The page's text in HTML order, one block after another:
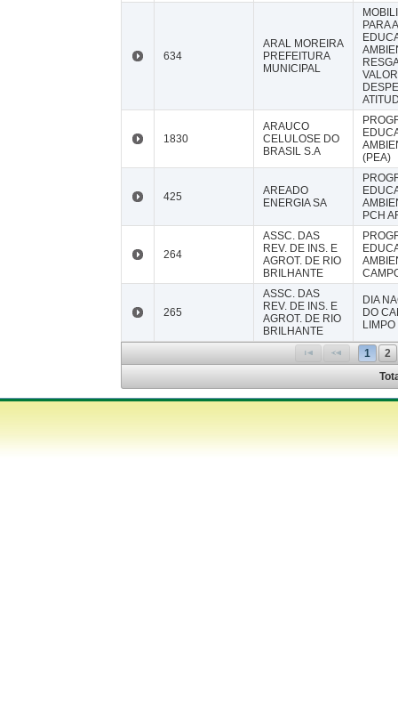
634
ARAL MOREIRA
PREFEITURA
MUNICIPAL
PARA A
1830
ARAUCO
CELULOSE DO
BRASIL S.A
(PEA)
425
AREADO
ENERGIA SA
PCH
264
ASSC. DAS
REV. DE INS. E
AGROT. DE RIO
BRILHANTE
265
ASSC. DAS
REV. DE INS. E
AGROT. DE RIO
BRILHANTE
DIA
DO
LIMPO
1
2